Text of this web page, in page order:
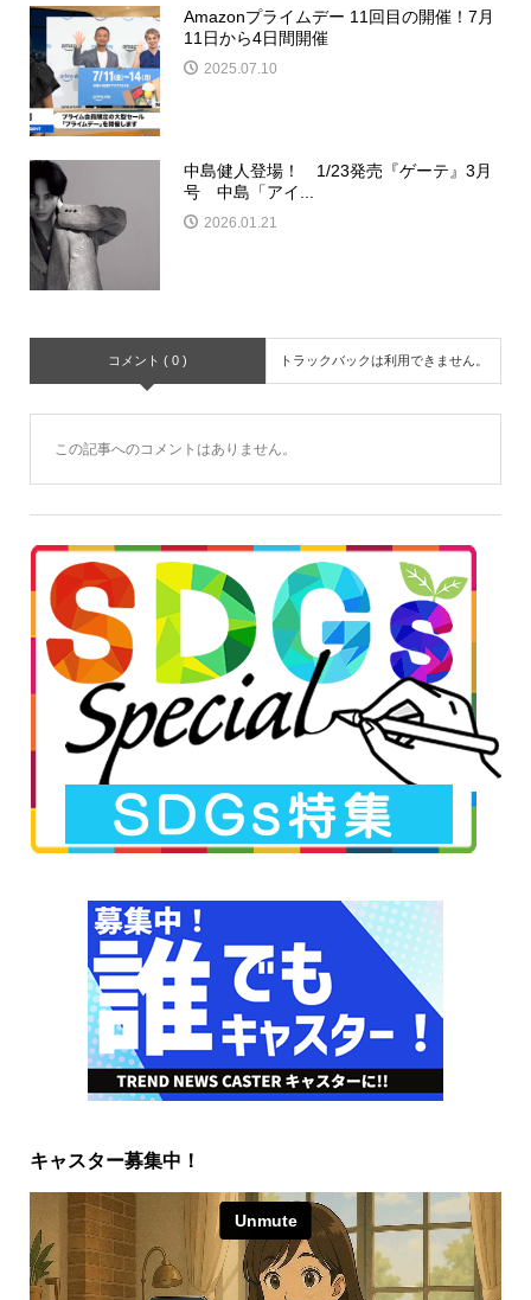
Amazonプライムデー 11回目の開催！7月
11日から4日間開催
2025.07.10
中島健人登場！ 1/23発売『ゲーテ』3月
号 中島「アイ...
2026.01.21
コメント ( 0 ) トラックバックは利用できません。
この記事へのコメントはありません。
キャスター募集中！